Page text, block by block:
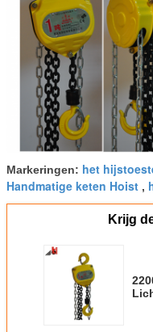
Markeringen: het
Handmatige keten Hoist ,
Krijg